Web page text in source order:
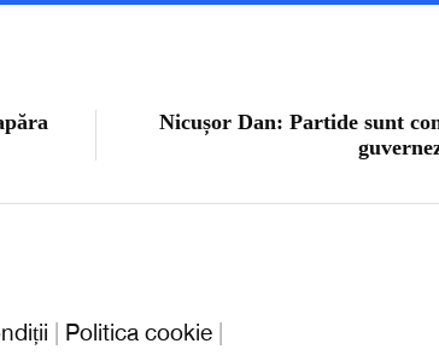
Nicușor Dan: Partide sunt
Politica cookie